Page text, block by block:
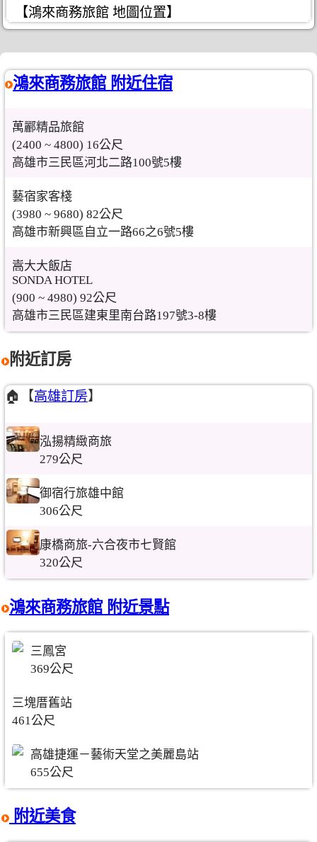
【鴻來商務旅館 地圖位置】
鴻來商務旅館 附近住宿
萬酈精品旅館
(2400 ~ 4800) 16公尺
高雄市三民區河北二路100號5樓
藝宿家客棧
(3980 ~ 9680) 82公尺
高雄市新興區自立一路66之6號5樓
嵩大大飯店
SONDA HOTEL
(900 ~ 4980) 92公尺
高雄市三民區建東里南台路197號3-8樓
附近訂房
🏠【高雄訂房】
泓揚精緻商旅
279公尺
御宿行旅雄中館
306公尺
康橋商旅-六合夜市七賢館
320公尺
鴻來商務旅館 附近景點
三鳳宮
369公尺
三塊厝舊站
461公尺
高雄捷運－藝術天堂之美麗島站
655公尺
附近美食